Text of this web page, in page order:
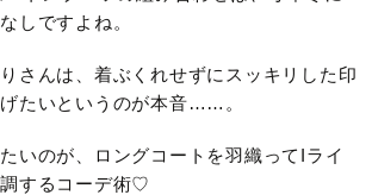
しですよね。
さんは、着ぶくれせずにスッキリした印
たいというのが本音……。
いのが、ロングコートを羽織ってIライ
するコーデ術♡